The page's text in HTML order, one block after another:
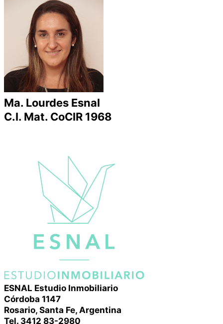
Ma. Lourdes Esnal
C.I. Mat. CoCIR 1968
ESNAL Estudio Inmobiliario
Córdoba 1147
Rosario, Santa Fe, Argentina
Tel. 3412 83-2980